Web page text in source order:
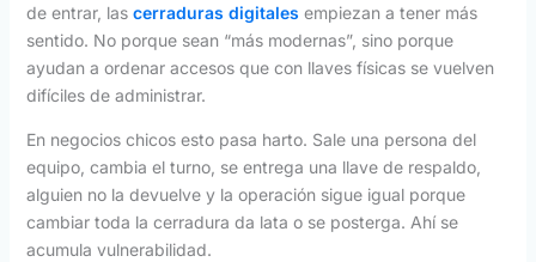
de entrar, las cerraduras digitales empiezan a tener más
sentido. No porque sean “más modernas”, sino porque
ayudan a ordenar accesos que con llaves físicas se vuelven
difíciles de administrar.
En negocios chicos esto pasa harto. Sale una persona del
equipo, cambia el turno, se entrega una llave de respaldo,
alguien no la devuelve y la operación sigue igual porque
cambiar toda la cerradura da lata o se posterga. Ahí se
acumula vulnerabilidad.